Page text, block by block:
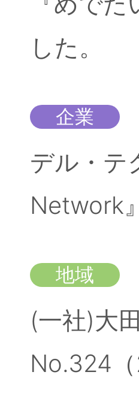
した。
企業
デル・テ
Network
地域
(一社)大
No.324